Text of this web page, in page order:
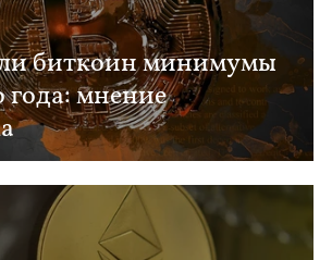
биткоин минимумы
года: мнение